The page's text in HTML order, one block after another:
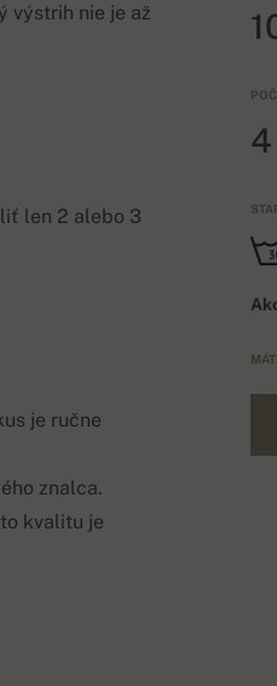
výstrih nie je až
len 2 alebo 3
je ručne
znalca.
kvalitu je
4